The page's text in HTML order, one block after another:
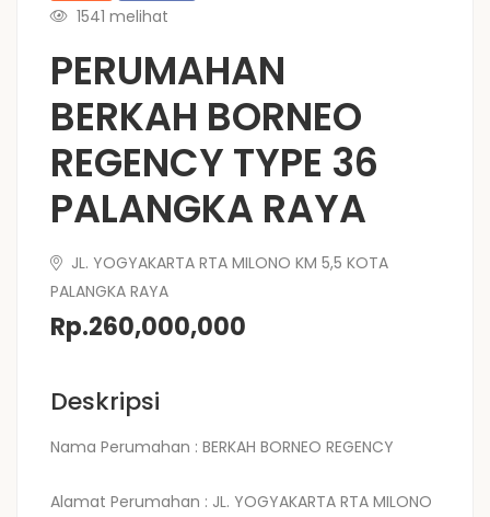
1541 melihat
PERUMAHAN
BERKAH BORNEO
REGENCY TYPE 36
PALANGKA RAYA
JL. YOGYAKARTA RTA MILONO KM 5,5 KOTA
PALANGKA RAYA
Rp.260,000,000
Deskripsi
Nama Perumahan : BERKAH BORNEO REGENCY
Alamat Perumahan : JL. YOGYAKARTA RTA MILONO